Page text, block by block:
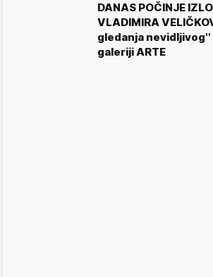
DANAS POČINJE
VLADIMIRA
gledanja
galeriji ARTE